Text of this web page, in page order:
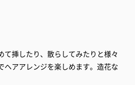
挿したり、散らしてみたりと様々
ヘアアレンジを楽しめます。造花な